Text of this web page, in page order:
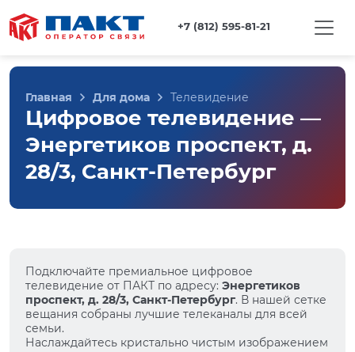
+7 (812) 595-81-21
Главная Для дома Телевидение
Цифровое телевидение —
Энергетиков проспект, д.
28/3, Санкт-Петербург
Подключайте премиальное цифровое
телевидение от ПАКТ по адресу: Энергетиков
проспект, д. 28/3, Санкт-Петербург. В нашей сетке
вещания собраны лучшие телеканалы для всей
семьи.
Наслаждайтесь кристально чистым изображением